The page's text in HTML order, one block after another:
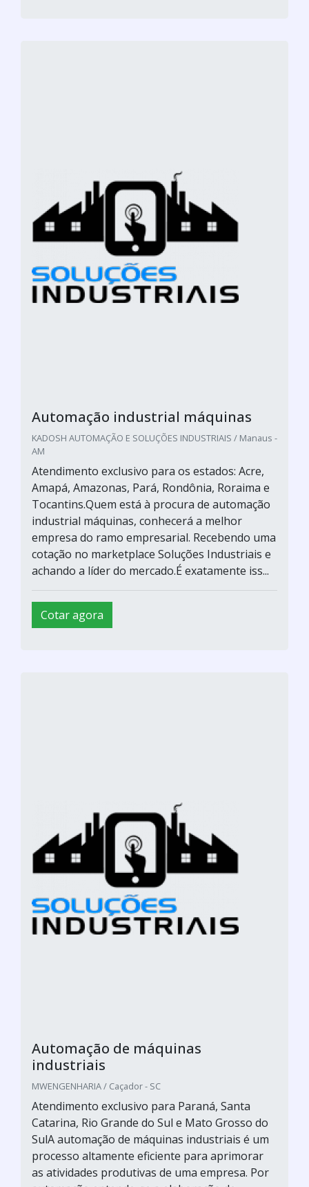
Automação industrial máquinas
KADOSH AUTOMAÇÃO E SOLUÇÕES INDUSTRIAIS / Manaus -
AM
Atendimento exclusivo para os estados: Acre,
Amapá, Amazonas, Pará, Rondônia, Roraima e
Tocantins.Quem está à procura de automação
industrial máquinas, conhecerá a melhor
empresa do ramo empresarial. Recebendo uma
cotação no marketplace Soluções Industriais e
achando a líder do mercado.É exatamente iss...
Cotar agora
Automação de máquinas
industriais
MWENGENHARIA / Caçador - SC
Atendimento exclusivo para Paraná, Santa
Catarina, Rio Grande do Sul e Mato Grosso do
SulA automação de máquinas industriais é um
processo altamente eficiente para aprimorar
as atividades produtivas de uma empresa. Por